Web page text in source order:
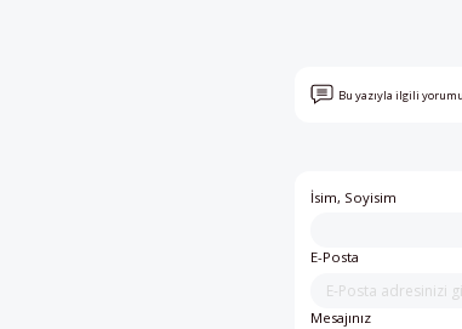
Bu yazıyla ilgili
İsim, Soyisim
E-Posta
Mesajınız